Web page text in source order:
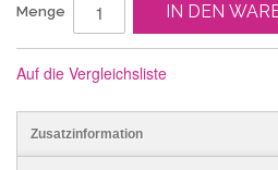
Menge IN DEN
Auf die Vergleichsliste
Zusatzinformation